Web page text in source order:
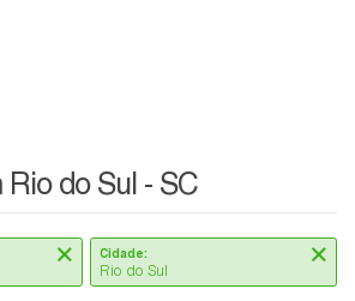
do Sul - SC
Cidade: